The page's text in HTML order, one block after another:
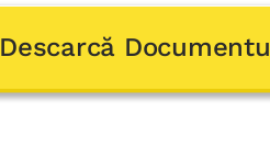
Descarcă